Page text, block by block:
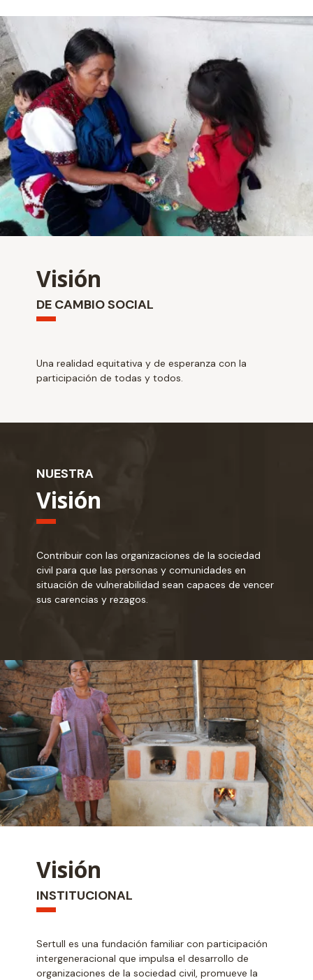
Visión
DE CAMBIO SOCIAL
Una realidad equitativa y de esperanza con la
participación de todas y todos.
NUESTRA
Visión
Contribuir con las organizaciones de la sociedad
civil para que las personas y comunidades en
situación de vulnerabilidad sean capaces de vencer
sus carencias y rezagos.
Visión
INSTITUCIONAL
Sertull es una fundación familiar con participación
intergeneracional que impulsa el desarrollo de
organizaciones de la sociedad civil, promueve la